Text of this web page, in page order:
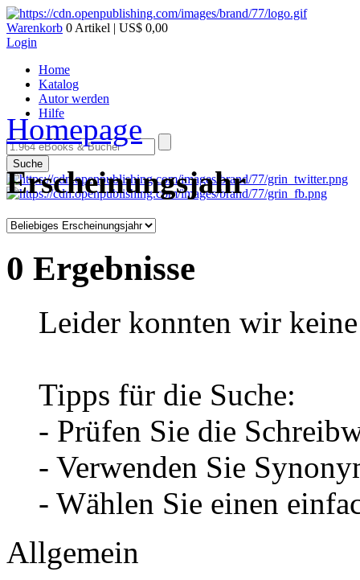
Warenkorb 0 Artikel | US$ 0,00
Login
Home
Katalog
Autor werden
Hilfe
Suche
Homepage
Erscheinungsjahr
0 Ergebnisse
Leider konnten wir
Tipps für die Suche:
- Prüfen Sie die
- Verwenden Sie
- Wählen Sie einen
Allgemein